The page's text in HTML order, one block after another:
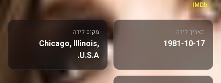
IMDb
תאריך לידה
1981-10-17
מקום לידה
Chicago, Illinois,
U.S.A.